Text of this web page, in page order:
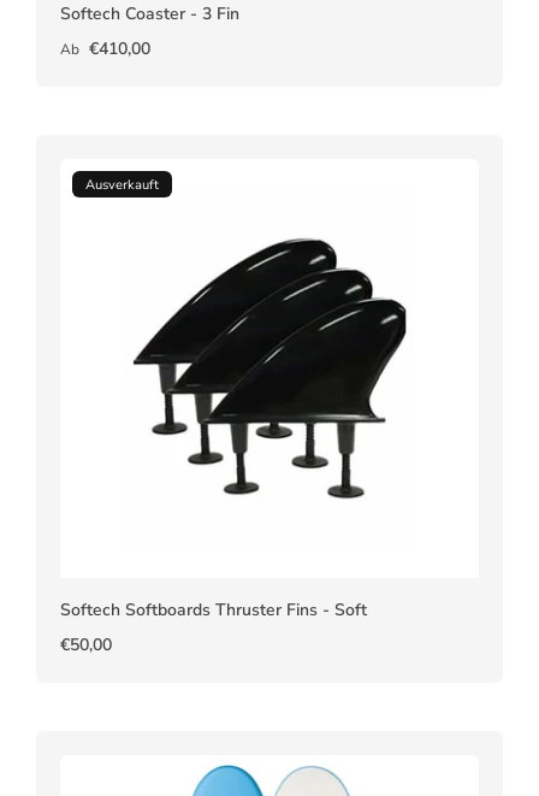
Softech Coaster - 3 Fin
Ab €410,00
Ausverkauft
Softech Softboards Thruster Fins - Soft
€50,00